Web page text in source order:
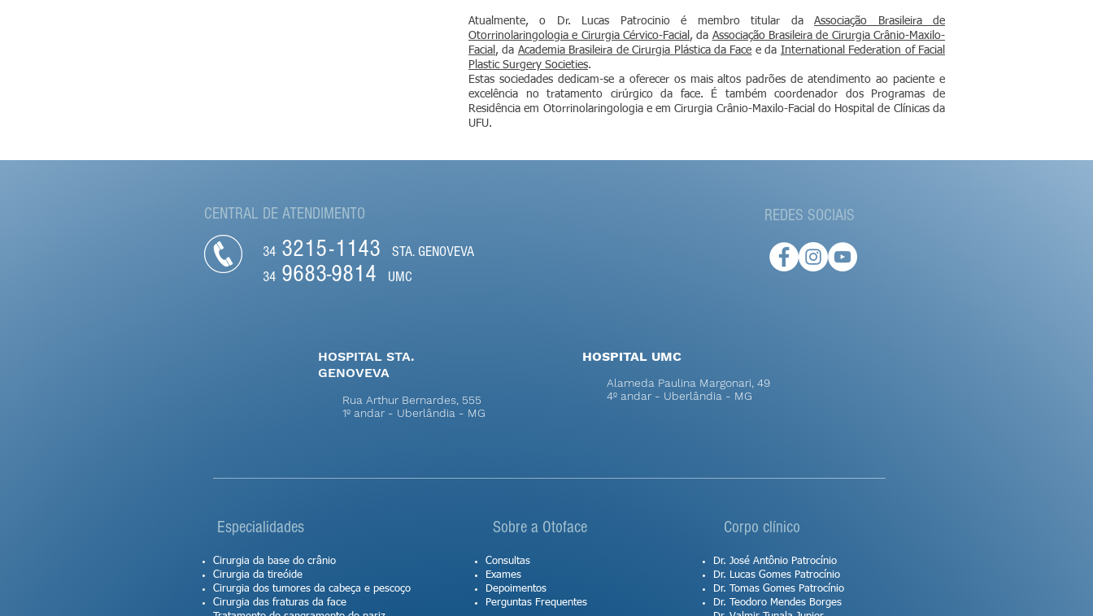
Atualmente, o Dr. Lucas Patrocinio é membro titular daAssociação Brasileira de
Otorrinolaringologia e Cirurgia Cérvico-Facial , da Associação Brasileira de Cirurgia Crânio-Maxilo-
Facial , da Academia Brasileira de Cirurgia Plástica da Face e da International Federation of Facial
Plastic Surgery Societies.
Estas sociedades dedicam-se a oferecer os mais altos padrões de atendimento ao paciente e
excelência no tratamento cirúrgico da face. É também coordenador dos Programas de
Residência em Otorrinolaringologia e em Cirurgia Crânio-Maxilo-Facial do Hospital de Clínicas da
UFU.
CENTRAL DE ATENDIMENTO
34 3215-1143
STA. GENOVEVA
34 9683-9814 UMC
HOSPITAL STA.
GENOVEVA
Rua Arthur Bernardes, 555
1º andar - Uberlândia - MG
REDES SOCIAIS
HOSPITAL UMC
Alameda Paulina Margonari, 49
4º andar - Uberlândia - MG
Especialidades
Cirurgia da base do crânio
Cirurgia da tireóide
Cirurgia dos tumores da cabeça e pescoço
Cirurgia das fraturas da face
Sobre a Otoface
Consultas
Exames
Depoimentos
Perguntas Frequentes
Corpo clínico
Dr. José Antônio Patrocínio
Dr. Lucas Gomes Patrocínio
Dr. Tomas Gomes Patrocínio
Dr. Teodoro Mendes Borges